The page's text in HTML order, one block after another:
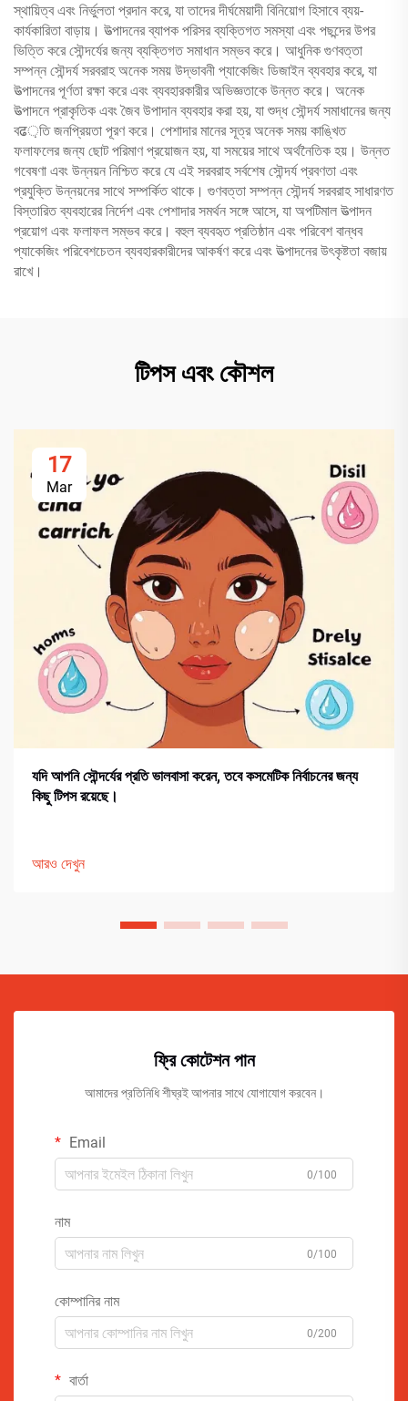
স্থায়িত্ব এবং নির্ভুলতা প্রদান করে, যা তাদের দীর্ঘমেয়াদী বিনিয়োগ হিসাবে ব্যয়-
কার্যকারিতা বাড়ায়। উত্পাদনের ব্যাপক পরিসর ব্যক্তিগত সমস্যা এবং পছন্দের উপর
ভিত্তি করে সৌন্দর্যের জন্য ব্যক্তিগত সমাধান সম্ভব করে। আধুনিক গুণবত্তা
সম্পন্ন সৌন্দর্য সরবরাহ অনেক সময় উদ্ভাবনী প্যাকেজিং ডিজাইন ব্যবহার করে, যা
উত্পাদনের পূর্ণতা রক্ষা করে এবং ব্যবহারকারীর অভিজ্ঞতাকে উন্নত করে। অনেক
উত্পাদনে প্রাকৃতিক এবং জৈব উপাদান ব্যবহার করা হয়, যা শুদ্ধ সৌন্দর্য সমাধানের জন্য
বढ়তি জনপ্রিয়তা পূরণ করে। পেশাদার মানের সূত্র অনেক সময় কাঙ্খিত
ফলাফলের জন্য ছোট পরিমাণ প্রয়োজন হয়, যা সময়ের সাথে অর্থনৈতিক হয়। উন্নত
গবেষণা এবং উন্নয়ন নিশ্চিত করে যে এই সরবরাহ সর্বশেষ সৌন্দর্য প্রবণতা এবং
প্রযুক্তি উন্নয়নের সাথে সম্পর্কিত থাকে। গুণবত্তা সম্পন্ন সৌন্দর্য সরবরাহ সাধারণত
বিস্তারিত ব্যবহারের নির্দেশ এবং পেশাদার সমর্থন সঙ্গে আসে, যা অপটিমাল উত্পাদন
প্রয়োগ এবং ফলাফল সম্ভব করে। বহুল ব্যবহৃত প্রতিষ্ঠান এবং পরিবেশ বান্ধব
প্যাকেজিং পরিবেশচেতন ব্যবহারকারীদের আকর্ষণ করে এবং উত্পাদনের উৎকৃষ্টতা বজায়
রাখে।
টিপস এবং কৌশল
17
Mar
যদি আপনি সৌন্দর্যের প্রতি ভালবাসা করেন, তবে কসমেটিক নির্বাচনের জন্য
কিছু টিপস রয়েছে।
আরও দেখুন
ফ্রি কোটেশন পান
আমাদের প্রতিনিধি শীঘ্রই আপনার সাথে যোগাযোগ করবেন।
Email
0/100
নাম
0/100
কোম্পানির নাম
0/200
বার্তা